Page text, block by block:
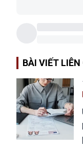
BÀI VIẾT LIÊN